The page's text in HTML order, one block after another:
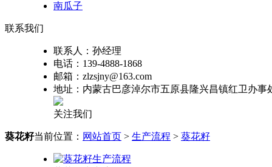
南瓜子
联系我们
联系人： 孙经理
电话： 139-4888-1868
邮箱： zlzsjny@163.com
地址： 内蒙古巴彦淖尔市五原县隆兴昌镇红卫办事
关注我们
葵花籽当前位置： 网站首页 > 生产流程 > 葵花籽